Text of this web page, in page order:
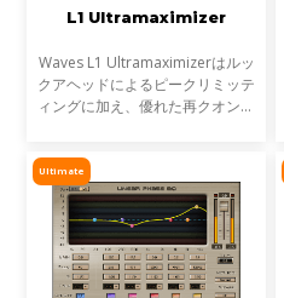
L1 Ultramaximizer
Waves L1 Ultramaximizerはルッ
クアヘッドによるピークリミッテ
ィングに加え、優れた再クオンタ
タリングからマルチメディア音楽
制作に至るまで、すべて
Ultimate